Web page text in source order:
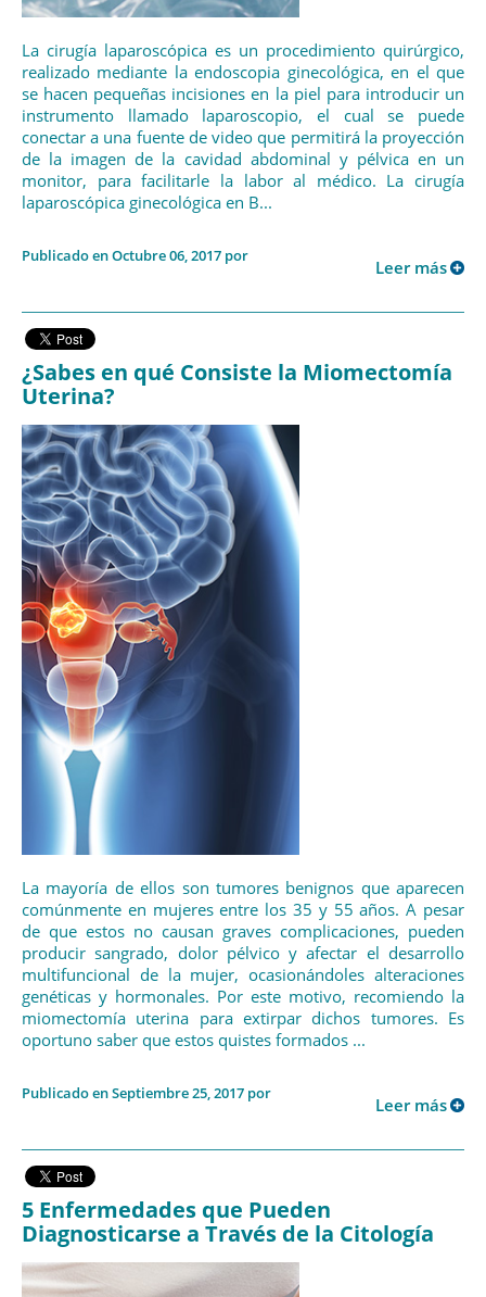
La cirugía laparoscópica es un procedimiento quirúrgico,
realizado mediante la endoscopia ginecológica, en el que
se hacen pequeñas incisiones en la piel para introducir un
instrumento llamado laparoscopio, el cual se puede
conectar a una fuente de video que permitirá la proyección
de la imagen de la cavidad abdominal y pélvica en un
monitor, para facilitarle la labor al médico. La cirugía
laparoscópica ginecológica en B...
Publicado en Octubre 06, 2017 por
Leer más
¿Sabes en qué Consiste la Miomectomía
Uterina?
La mayoría de ellos son tumores benignos que aparecen
comúnmente en mujeres entre los 35 y 55 años. A pesar
de que estos no causan graves complicaciones, pueden
producir sangrado, dolor pélvico y afectar el desarrollo
multifuncional de la mujer, ocasionándoles alteraciones
genéticas y hormonales. Por este motivo, recomiendo la
miomectomía uterina para extirpar dichos tumores. Es
oportuno saber que estos quistes formados ...
Publicado en Septiembre 25, 2017 por
Leer más
5 Enfermedades que Pueden
Diagnosticarse a Través de la Citología